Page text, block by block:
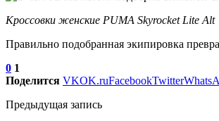
Кроссовки женские PUMA Skyrocket Lite Alt
Правильно подобранная экипировка
0 1
Поделится VKOK.ruFacebookTwitter
Предыдущая запись